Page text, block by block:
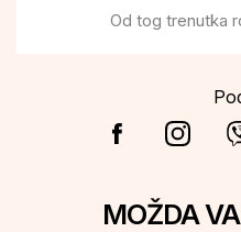
Od tog trenutka
MOŽDA